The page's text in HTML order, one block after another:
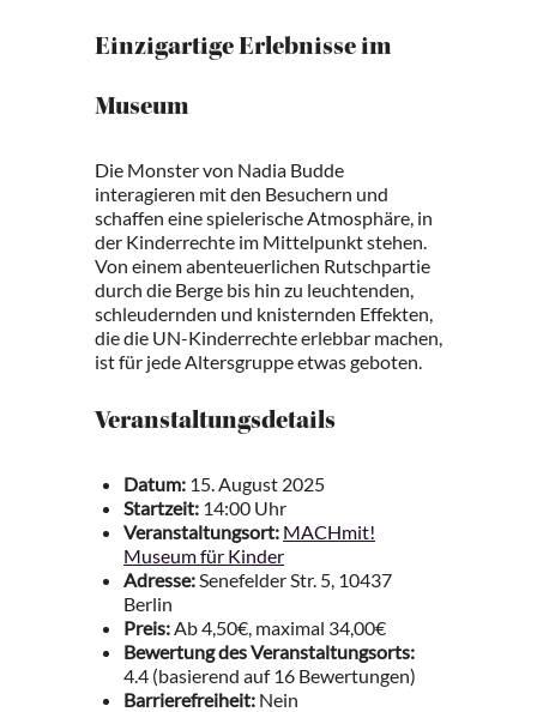
Einzigartige Erlebnisse im
Museum
Die Monster von Nadia Budde
interagieren mit den Besuchern und
schaffen eine spielerische Atmosphäre, in
der Kinderrechte im Mittelpunkt stehen.
Von einem abenteuerlichen Rutschpartie
durch die Berge bis hin zu leuchtenden,
schleudernden und knisternden Effekten,
die die UN-Kinderrechte erlebbar machen,
ist für jede Altersgruppe etwas geboten.
Veranstaltungsdetails
Datum: 15. August 2025
Startzeit: 14:00 Uhr
Veranstaltungsort: MACHmit!
Museum für Kinder
Adresse:Senefelder Str. 5, 10437
Berlin
Preis:Ab 4,50€, maximal 34,00€
Bewertung des Veranstaltungsorts:
4.4 (basierend auf 16 Bewertungen)
Barrierefreiheit: Nein